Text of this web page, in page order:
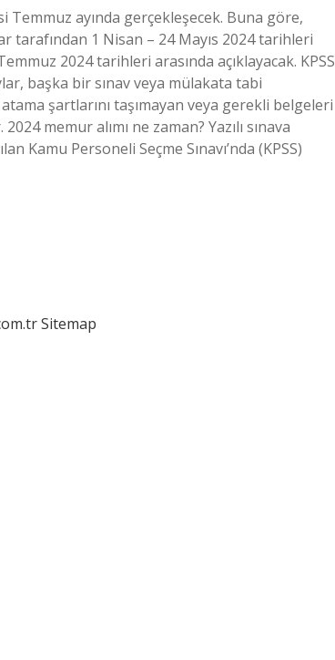
Temmuz ayında gerçekleşecek. Buna göre,
1 Nisan – 24 Mayıs 2024 tarihleri
2024 tarihleri ​​arasında açıklayacak. KPSS
başka bir sınav veya mülakata tabi
şartlarını taşımayan veya gerekli belgeleri
memur alımı ne zaman? Yazılı sınava
Kamu Personeli Seçme Sınavı’nda (KPSS)
Sitemap